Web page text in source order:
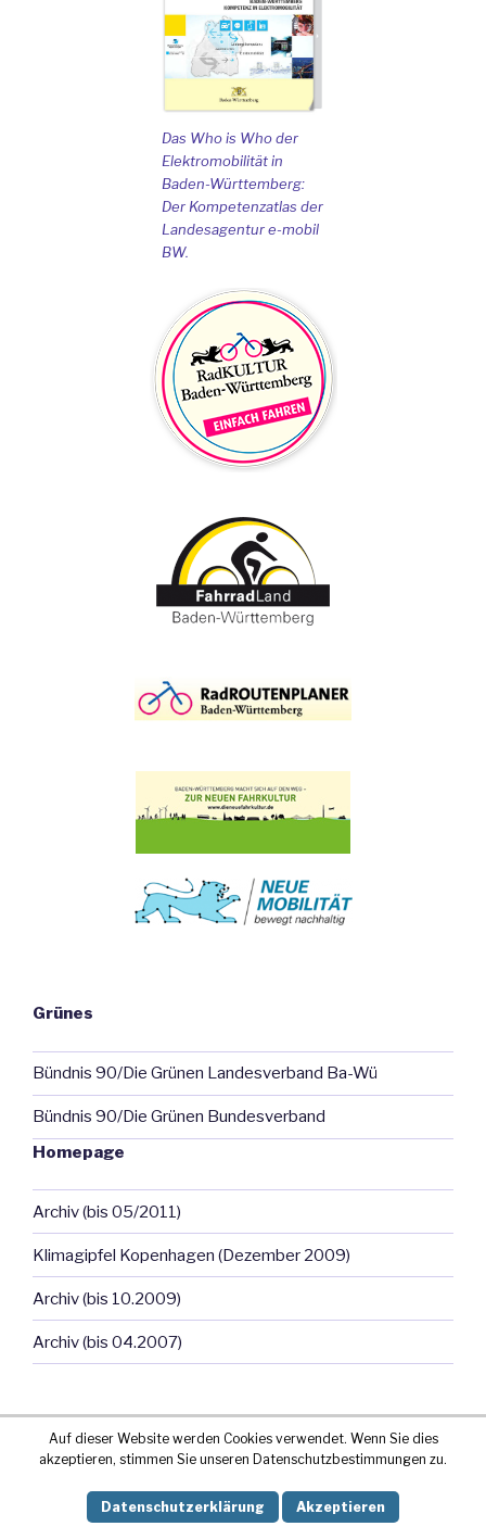
Das Who is Who der
Elektromobilität in
Baden-Württemberg:
Der Kompetenzatlas der
Landesagentur e-mobil
BW.
Grünes
Bündnis 90/Die Grünen Landesverband Ba-Wü
Bündnis 90/Die Grünen Bundesverband
Homepage
Archiv (bis 05/2011)
Klimagipfel Kopenhagen (Dezember 2009)
Archiv (bis 10.2009)
Archiv (bis 04.2007)
Stolz präsentiert von WordPress
Auf dieser Website werden Cookies verwendet. Wenn Sie dies
akzeptieren, stimmen Sie unseren Datenschutzbestimmungen zu.
Datenschutzerklärung Akzeptieren